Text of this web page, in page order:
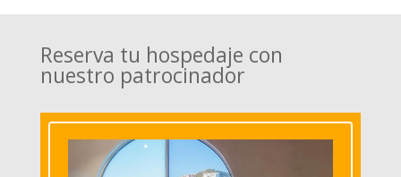
Reserva tu hospedaje con
nuestro patrocinador